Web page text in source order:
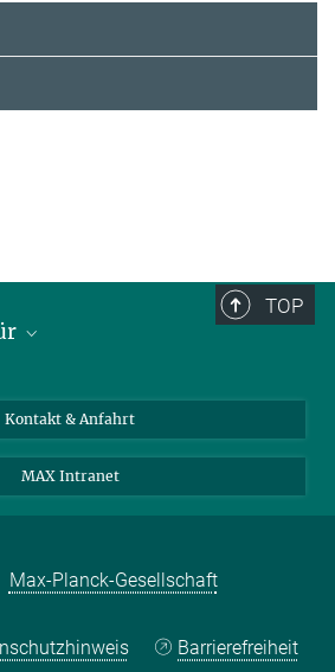
TOP
Kontakt & Anfahrt
MAX Intranet
Max-Planck-Gesellschaft
Barrierefreiheit